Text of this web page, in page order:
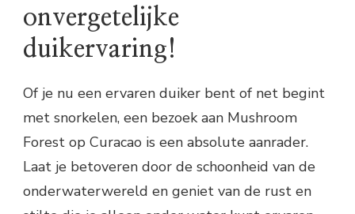
onvergetelijke
duikervaring!
Of je nu een ervaren duiker bent of net begint
met snorkelen, een bezoek aan Mushroom
Forest op Curacao is een absolute aanrader.
Laat je betoveren door de schoonheid van de
onderwaterwereld en geniet van de rust en